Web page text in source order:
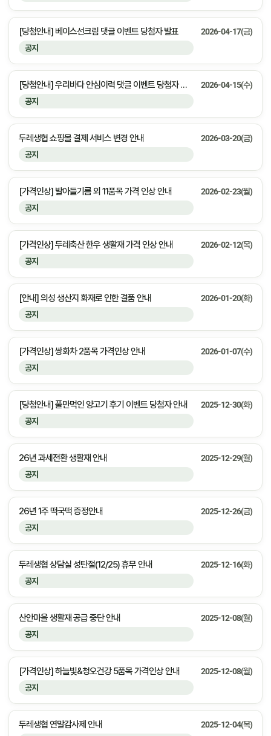
공지
[당첨안내] 베이스선크림 댓글 이벤트 당첨자 발표 2026-04-17(금)
공지
[당첨안내] 우리바다 안심이력 댓글 이벤트 당첨자 발표 2026-04-15(수)
공지
두레생협 쇼핑몰 결제 서비스 변경 안내 2026-03-20(금)
공지
[가격인상] 발아들기름 외 11품목 가격 인상 안내 2026-02-23(월)
공지
[가격인상] 두레축산 한우 생활재 가격 인상 안내 2026-02-12(목)
공지
[안내] 의성 생산지 화재로 인한 결품 안내 2026-01-20(화)
공지
[가격인상] 쌍화차 2품목 가격인상 안내 2026-01-07(수)
공지
[당첨안내] 풀만먹인 양고기 후기 이벤트 당첨자 안내 2025-12-30(화)
공지
26년 과세전환 생활재 안내 2025-12-29(월)
공지
26년 1주 떡국떡 증정안내 2025-12-26(금)
공지
두레생협 상담실 성탄절(12/25) 휴무 안내 2025-12-16(화)
공지
산안마을 생활재 공급 중단 안내 2025-12-08(월)
공지
[가격인상] 하늘빛&청오건강 5품목 가격인상 안내 2025-12-08(월)
두레생협 연말감사제 안내 2025-12-04(목)